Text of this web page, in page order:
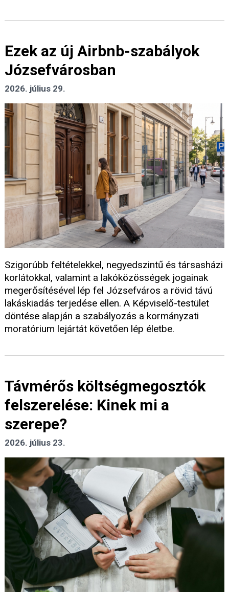
Ezek az új Airbnb-szabályok
Józsefvárosban
2026. július 29.
Szigorúbb feltételekkel, negyedszintű és társasházi
korlátokkal, valamint a lakóközösségek jogainak
megerősítésével lép fel Józsefváros a rövid távú
lakáskiadás terjedése ellen. A Képviselő-testület
döntése alapján a szabályozás a kormányzati
moratórium lejártát követően lép életbe.
Távmérős költségmegosztók
felszerelése: Kinek mi a
szerepe?
2026. július 23.